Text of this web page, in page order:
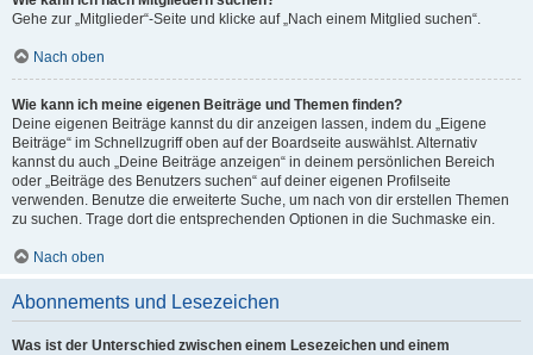
Gehe zur „Mitglieder“-Seite und klicke auf „Nach einem Mitglied suchen“.
Nach oben
Wie kann ich meine eigenen Beiträge und Themen finden?
Deine eigenen Beiträge kannst du dir anzeigen lassen, indem du „Eigene
Beiträge“ im Schnellzugriff oben auf der Boardseite auswählst. Alternativ
kannst du auch „Deine Beiträge anzeigen“ in deinem persönlichen Bereich
oder „Beiträge des Benutzers suchen“ auf deiner eigenen Profilseite
verwenden. Benutze die erweiterte Suche, um nach von dir erstellen Themen
zu suchen. Trage dort die entsprechenden Optionen in die Suchmaske ein.
Nach oben
Abonnements und Lesezeichen
Was ist der Unterschied zwischen einem Lesezeichen und einem